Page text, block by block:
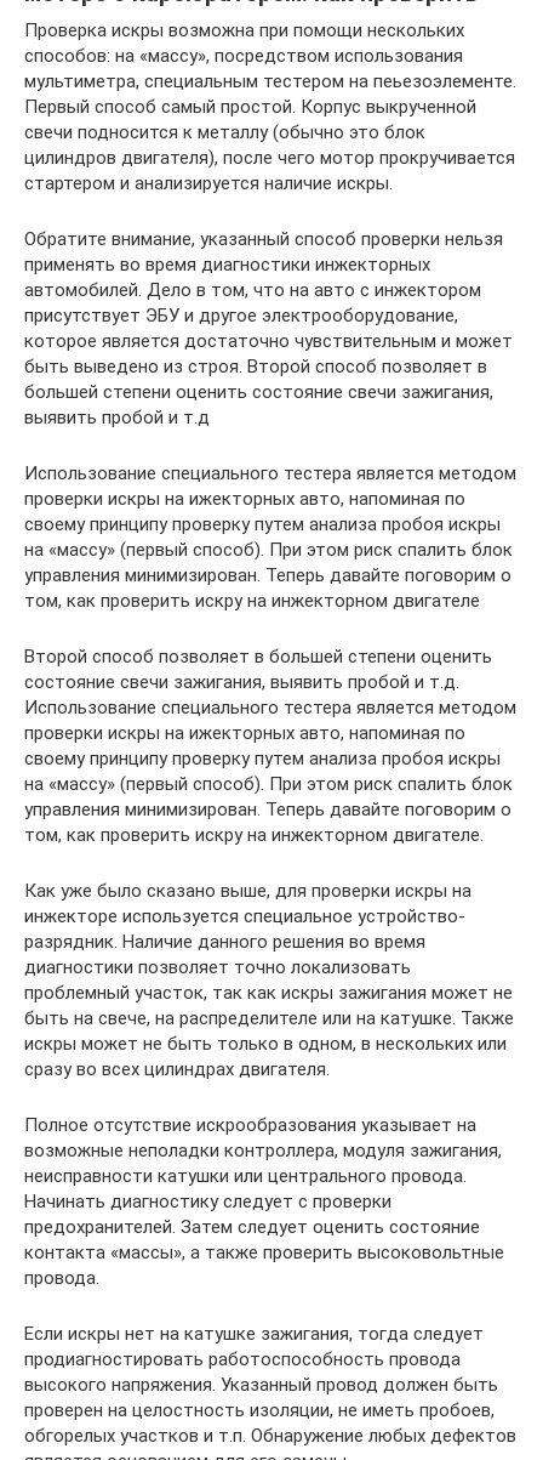
Проверка искры возможна при помощи нескольких
способов: на «массу», посредством использования
мультиметра, специальным тестером на пеьезоэлементе.
Первый способ самый простой. Корпус выкрученной
свечи подносится к металлу (обычно это блок
цилиндров двигателя), после чего мотор прокручивается
стартером и анализируется наличие искры.
Обратите внимание, указанный способ проверки нельзя
применять во время диагностики инжекторных
автомобилей. Дело в том, что на авто с инжектором
присутствует ЭБУ и другое электрооборудование,
которое является достаточно чувствительным и может
быть выведено из строя. Второй способ позволяет в
большей степени оценить состояние свечи зажигания,
выявить пробой и т.д
Использование специального тестера является методом
проверки искры на ижекторных авто, напоминая по
своему принципу проверку путем анализа пробоя искры
на «массу» (первый способ). При этом риск спалить блок
управления минимизирован. Теперь давайте поговорим о
том, как проверить искру на инжекторном двигателе
Второй способ позволяет в большей степени оценить
состояние свечи зажигания, выявить пробой и т.д.
Использование специального тестера является методом
проверки искры на ижекторных авто, напоминая по
своему принципу проверку путем анализа пробоя искры
на «массу» (первый способ). При этом риск спалить блок
управления минимизирован. Теперь давайте поговорим о
том, как проверить искру на инжекторном двигателе.
Как уже было сказано выше, для проверки искры на
инжекторе используется специальное устройство-
разрядник. Наличие данного решения во время
диагностики позволяет точно локализовать
проблемный участок, так как искры зажигания может не
быть на свече, на распределителе или на катушке. Также
искры может не быть только в одном, в нескольких или
сразу во всех цилиндрах двигателя.
Полное отсутствие искрообразования указывает на
возможные неполадки контроллера, модуля зажигания,
неисправности катушки или центрального провода.
Начинать диагностику следует с проверки
предохранителей. Затем следует оценить состояние
контакта «массы», а также проверить высоковольтные
провода.
Если искры нет на катушке зажигания, тогда следует
продиагностировать работоспособность провода
высокого напряжения. Указанный провод должен быть
проверен на целостность изоляции, не иметь пробоев,
обгорелых участков и т.п. Обнаружение любых дефектов